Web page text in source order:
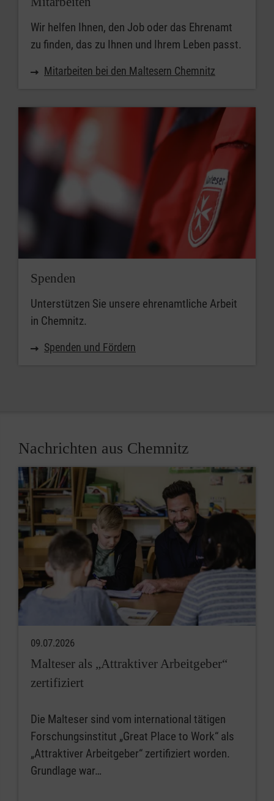
Wir helfen Ihnen, den Job oder das Ehrenamt
zu finden, das zu Ihnen und Ihrem Leben passt.
Mitarbeiten bei den Maltesern Chemnitz
Spenden
Unterstützen Sie unsere ehrenamtliche Arbeit
in Chemnitz.
Spenden und Fördern
Nachrichten aus Chemnitz
09.07.2026
Malteser als „Attraktiver Arbeitgeber“
zertifiziert
Die Malteser sind vom international tätigen
Forschungsinstitut „Great Place to Work“ als
„Attraktiver Arbeitgeber“ zertifiziert worden.
Grundlage war…